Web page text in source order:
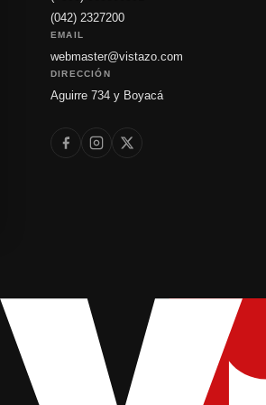
(042) 2327200
EMAIL
webmaster@vistazo.com
DIRECCIÓN
Aguirre 734 y Boyacá